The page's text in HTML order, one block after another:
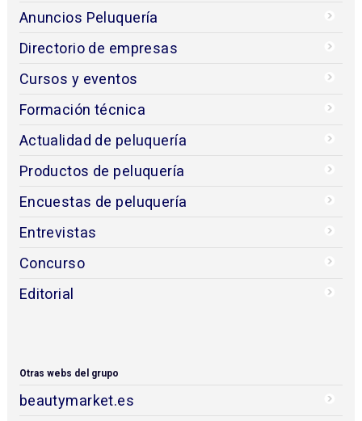
Anuncios Peluquería
Directorio de empresas
Cursos y eventos
Formación técnica
Actualidad de peluquería
Productos de peluquería
Encuestas de peluquería
Entrevistas
Concurso
Editorial
Otras webs del grupo
beautymarket.es